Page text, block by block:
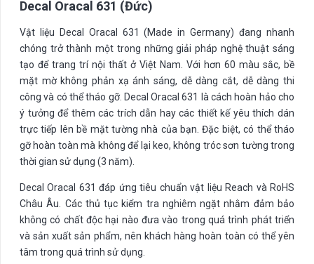
Decal Oracal 631 (Đức)
Vật liệu Decal Oracal 631 (Made in Germany) đang nhanh
chóng trở thành một trong những giải pháp nghệ thuật sáng
tạo để trang trí nội thất ở Việt Nam. Với hơn 60 màu sắc, bề
mặt mờ không phản xạ ánh sáng, dễ dàng cắt, dễ dàng thi
công và có thể tháo gỡ. Decal Oracal 631 là cách hoàn hảo cho
ý tưởng để thêm các trích dẫn hay các thiết kế yêu thích dán
trực tiếp lên bề mặt tường nhà của bạn. Đặc biệt, có thể tháo
gỡ hoàn toàn mà không để lại keo, không tróc sơn tường trong
thời gian sử dụng (3 năm).
Decal Oracal 631 đáp ứng tiêu chuẩn vật liệu Reach và RoHS
Châu Âu. Các thủ tục kiểm tra nghiêm ngặt nhằm đảm bảo
không có chất độc hại nào đưa vào trong quá trình phát triển
và sản xuất sản phẩm, nên khách hàng hoàn toàn có thể yên
tâm trong quá trình sử dụng.